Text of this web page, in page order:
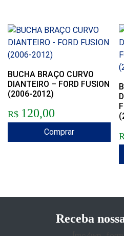
BUCHA BRAÇO CURVO
DIANTEIRO – FORD FUSION
(2006-2012)
R$ 120,00
Comprar
Receba